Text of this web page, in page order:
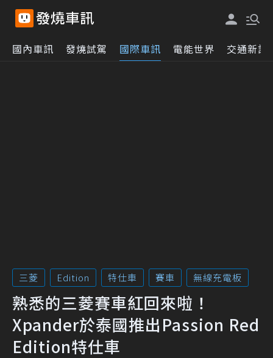
國內車訊 發燒試駕 國際車訊 電能世界 交通新訊
三菱 Edition 特仕車 賽車 無線充電板
熟悉的三菱賽車紅回來啦！
Xpander於泰國推出Passion Red
Edition特仕車